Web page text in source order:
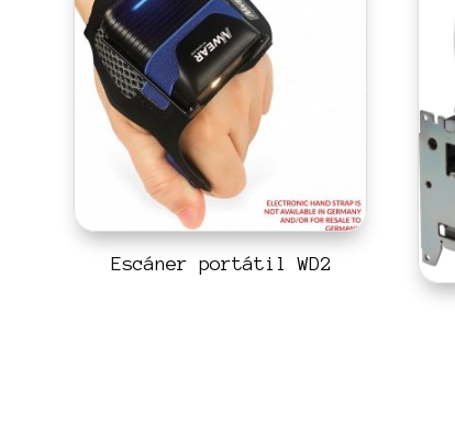
Escáner portátil WD2